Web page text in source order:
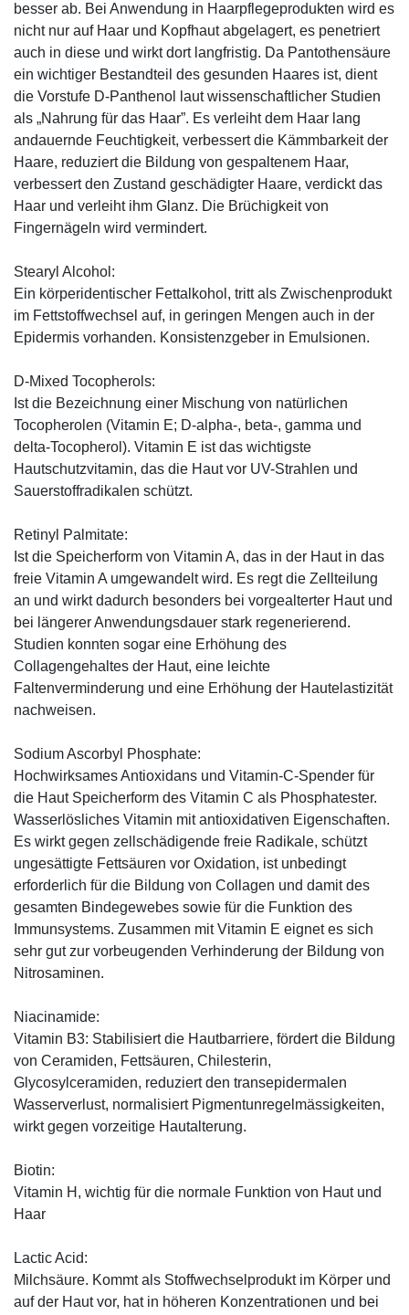
besser ab. Bei Anwendung in Haarpflegeprodukten wird es
nicht nur auf Haar und Kopfhaut abgelagert, es penetriert
auch in diese und wirkt dort langfristig. Da Pantothensäure
ein wichtiger Bestandteil des gesunden Haares ist, dient
die Vorstufe D-Panthenol laut wissenschaftlicher Studien
als „Nahrung für das Haar”. Es verleiht dem Haar lang
andauernde Feuchtigkeit, verbessert die Kämmbarkeit der
Haare, reduziert die Bildung von gespaltenem Haar,
verbessert den Zustand geschädigter Haare, verdickt das
Haar und verleiht ihm Glanz. Die Brüchigkeit von
Fingernägeln wird vermindert.
Stearyl Alcohol:
Ein körperidentischer Fettalkohol, tritt als Zwischenprodukt
im Fettstoffwechsel auf, in geringen Mengen auch in der
Epidermis vorhanden. Konsistenzgeber in Emulsionen.
D-Mixed Tocopherols:
Ist die Bezeichnung einer Mischung von natürlichen
Tocopherolen (Vitamin E; D-alpha-, beta-, gamma und
delta-Tocopherol). Vitamin E ist das wichtigste
Hautschutzvitamin, das die Haut vor UV-Strahlen und
Sauerstoffradikalen schützt.
Retinyl Palmitate:
Ist die Speicherform von Vitamin A, das in der Haut in das
freie Vitamin A umgewandelt wird. Es regt die Zellteilung
an und wirkt dadurch besonders bei vorgealterter Haut und
bei längerer Anwendungsdauer stark regenerierend.
Studien konnten sogar eine Erhöhung des
Collagengehaltes der Haut, eine leichte
Faltenverminderung und eine Erhöhung der Hautelastizität
nachweisen.
Sodium Ascorbyl Phosphate:
Hochwirksames Antioxidans und Vitamin-C-Spender für
die Haut Speicherform des Vitamin C als Phosphatester.
Wasserlösliches Vitamin mit antioxidativen Eigenschaften.
Es wirkt gegen zellschädigende freie Radikale, schützt
ungesättigte Fettsäuren vor Oxidation, ist unbedingt
erforderlich für die Bildung von Collagen und damit des
gesamten Bindegewebes sowie für die Funktion des
Immunsystems. Zusammen mit Vitamin E eignet es sich
sehr gut zur vorbeugenden Verhinderung der Bildung von
Nitrosaminen.
Niacinamide:
Vitamin B3: Stabilisiert die Hautbarriere, fördert die Bildung
von Ceramiden, Fettsäuren, Chilesterin,
Glycosylceramiden, reduziert den transepidermalen
Wasserverlust, normalisiert Pigmentunregelmässigkeiten,
wirkt gegen vorzeitige Hautalterung.
Biotin:
Vitamin H, wichtig für die normale Funktion von Haut und
Haar
Lactic Acid:
Milchsäure. Kommt als Stoffwechselprodukt im Körper und
auf der Haut vor, hat in höheren Konzentrationen und bei